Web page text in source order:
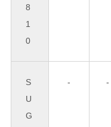
8
1
0
S
U
G
- -